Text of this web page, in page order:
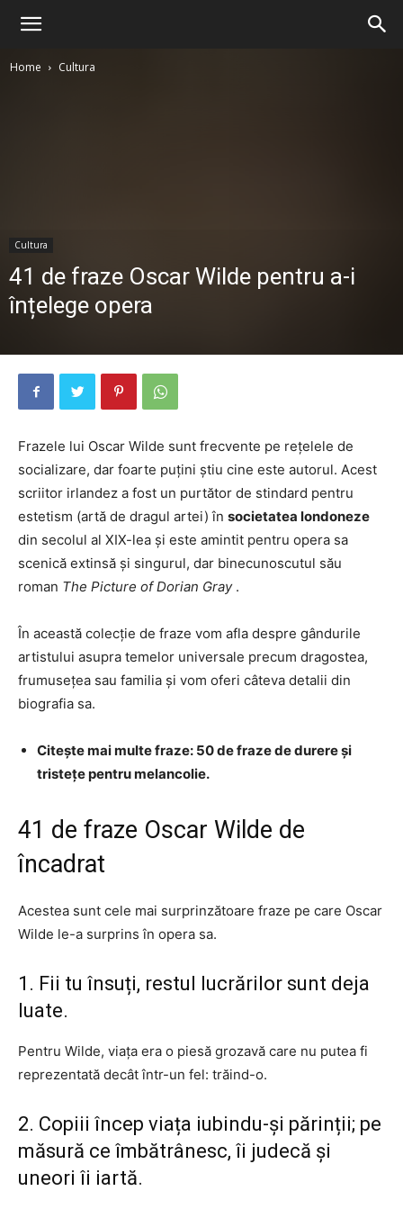
Home Cultura
Cultura
41 de fraze Oscar Wilde pentru a-i
înțelege opera
Frazele lui Oscar Wilde sunt frecvente pe rețelele de
socializare, dar foarte puțini știu cine este autorul. Acest
scriitor irlandez a fost un purtător de stindard pentru
estetism (artă de dragul artei) în societatea londoneze
din secolul al XIX-lea și este amintit pentru opera sa
scenică extinsă și singurul, dar binecunoscutul său
roman The Picture of Dorian Gray.
În această colecție de fraze vom afla despre gândurile
artistului asupra temelor universale precum dragostea,
frumusețea sau familia și vom oferi câteva detalii din
biografia sa.
Citește mai multe fraze: 50 de fraze de durere și
tristețe pentru melancolie.
41 de fraze Oscar Wilde de
încadrat
Acestea sunt cele mai surprinzătoare fraze pe care Oscar
Wilde le-a surprins în opera sa.
1. Fii tu însuți, restul lucrărilor sunt deja
luate.
Pentru Wilde, viața era o piesă grozavă care nu putea fi
reprezentată decât într-un fel: trăind-o.
2. Copiii încep viața iubindu-și părinții; pe
măsură ce îmbătrânesc, îi judecă și
uneori îi iartă.